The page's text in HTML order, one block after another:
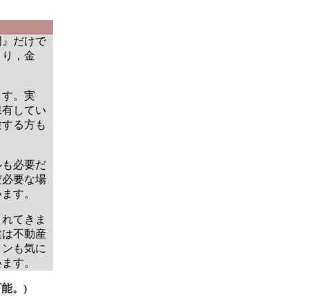
だけで
，金
。実
してい
る方も
必要だ
要な場
す。
てきま
不動産
も気に
す。
。)